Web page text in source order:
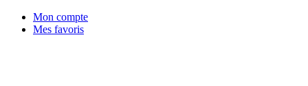
Mon compte
Mes favoris